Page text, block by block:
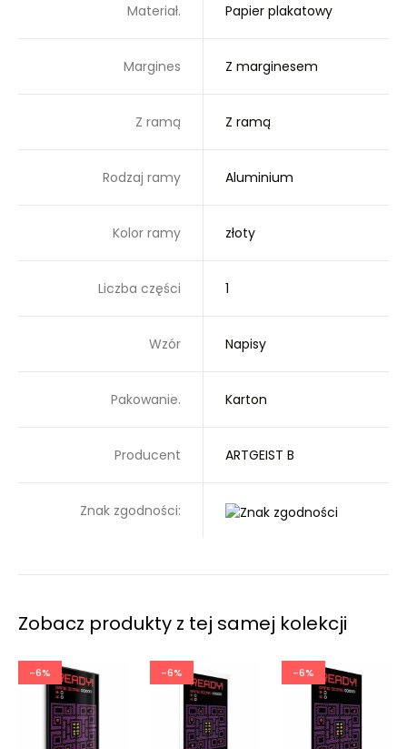
Materiał. Papier plakatowy
Margines Z marginesem
Z ramą Z ramą
Rodzaj ramy Aluminium
Kolor ramy złoty
Liczba części 1
Wzór Napisy
Pakowanie. Karton
Producent ARTGEIST B
Znak zgodności:
Zobacz produkty z tej samej kolekcji
-6% -6% -6%